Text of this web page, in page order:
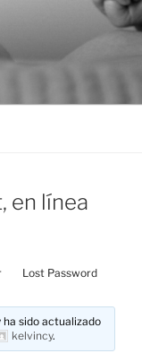
en línea
Lost Password
ha sido actualizado
kelvincy.